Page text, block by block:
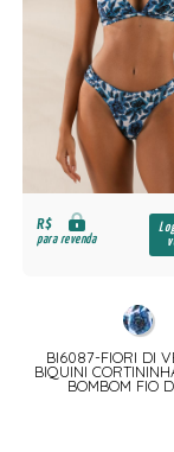
R$
para revenda
BI6087-FIORI DI
BIQUINI
BOMBOM FIO